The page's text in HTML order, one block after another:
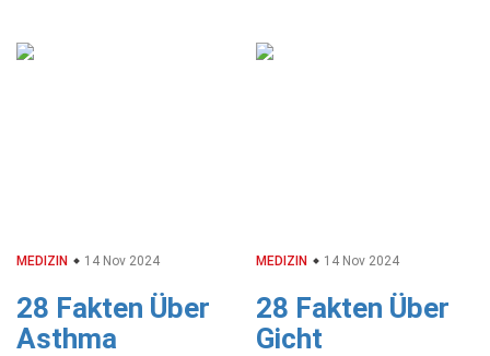
MEDIZIN 14 Nov 2024
28 Fakten Über
Asthma
MEDIZIN 14 Nov 2024
28 Fakten Über
Gicht